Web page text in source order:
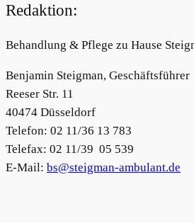
Redaktion:
Behandlung & Pflege zu Hause
Benjamin Steigman, Geschäftsführer
Reeser Str. 11
40474 Düsseldorf
Telefon: 02 11/36 13 783
Telefax: 02 11/39 05 539
E-Mail: bs@steigman-ambulant.de